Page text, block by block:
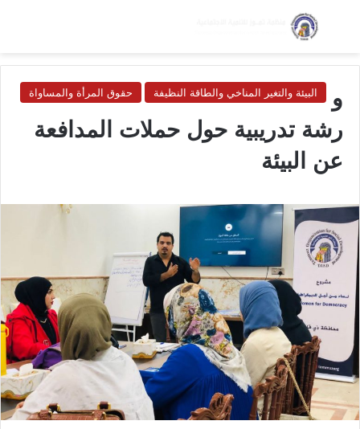
بحث عن
البيئة والتغير المناخي والطاقة النظيفة حقوق المرأة والمساواة
و
رشة تدريبية حول حملات المدافعة
عن البيئة